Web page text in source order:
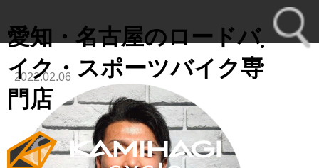
愛知・名古屋のロードバ
イク・スポーツバイク専
門店
2022.02.06